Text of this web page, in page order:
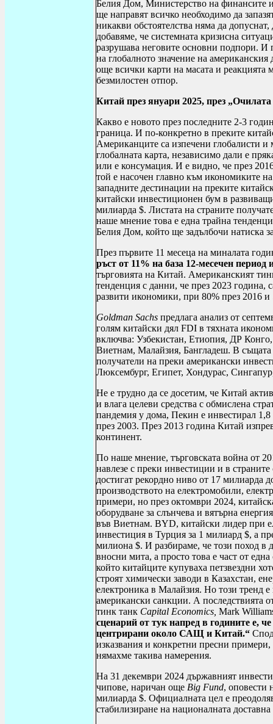
Белия Дом, Министерство на финансите
ще направят всичко необходимо да
никакви обстоятелства няма да
добавяме, че системната кризисна
разрушава неговите основни подпори. И
на глобалното значение на
още всички карти на масата и реакцията
безмилостен отпор.
Китай през януари 2025, през
Какво е новото през последните 2-3
граница. И по-конкретно в преките
Американците са изпечени глобалисти
глобалната карта, независимо дали е
или е консумация. И е видно, че през
той е насочен главно към икономиките
западните дестинации на преките
китайски инвестиционен бум в
милиарда $. Листата на страните
наше мнение това е една трайна
Белия Дом, който ще задълбочи натиска
През първите 11 месеца на миналата
ръст от 11% на база 12-месечен период
търговията на Китай. Американският
тенденция с данни, че през 2023 година,
развити икономики, при 80% през 2016 и
Goldman Sachs предлага анализ от
голям китайски дял FDI в тяхната
включва: Узбекистан, Етиопия, ДР
Виетнам, Малайзия, Бангладеш. В същата
получатели на преки американски
Люксембург, Египет, Хондурас,
Не е трудно да се досетим, че Китай
и влага целеви средства с обмислена
пандемия у дома, Пекин е инвестирал
през 2003. През 2013 година Китай
континент.
По наше мнение, търговската война от
навлезе с преки инвестиции и в
достигат рекордно ниво от 17 милиарда
производството на електромобили,
примери, но през октомври 2024,
оборудване за слънчева и вятърна
във Виетнам. BYD, китайски лидер при
инвестиция в Турция за 1 милиард $, а
милиона $. И разбираме, че този поход в
вносни мита, а просто това е част от
който китайците купуваха петзвездни
строят химически заводи в Казахстан,
електроника в Малайзия. Но този тренд е
американски санкции. А последствията
тинк танк Capital Economics, Mark
сценарий от тук напред в годините е,
центрирани около САЩ и Китай.“
изказвания и конкретни пресни
нямахме такива намерения.
На 31 декември 2024 държавният
чипове, наричан още Big Fund, оповести
милиарда $. Официалната цел е
стабилизиране на националната